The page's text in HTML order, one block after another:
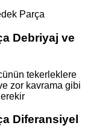
Debriyaj ve
tekerleklere
zor kavrama gibi
Diferansiyel